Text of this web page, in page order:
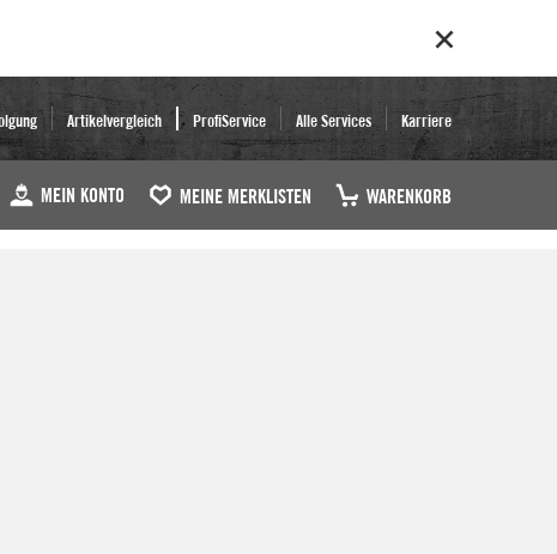
Artikelvergleich ProfiService Alle Services Karriere
MEIN KONTO MEINE MERKLISTEN WARENKORB